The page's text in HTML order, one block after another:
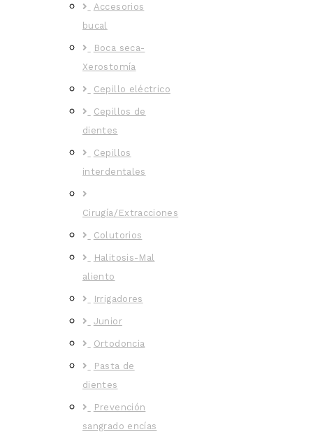
Accesorios
bucal
Boca seca-
Xerostomía
Cepillo eléctrico
Cepillos de
dientes
Cepillos
interdentales
Cirugía/Extracciones
Colutorios
Halitosis-Mal
aliento
Irrigadores
Junior
Ortodoncia
Pasta de
dientes
Prevención
sangrado encías